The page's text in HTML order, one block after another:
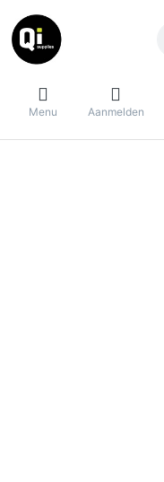
Menu Aanmelden